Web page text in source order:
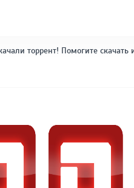
торрент! Помогите